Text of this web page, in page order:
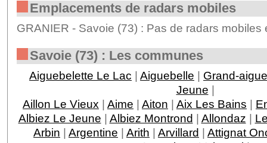
Emplacements de radars mobiles
GRANIER - Savoie (73) : Pas de radars mobiles
Savoie (73) : Les communes
Aiguebelette Le Lac | Aiguebelle | Grand-
Jeune |
Aillon Le Vieux | Aime | Aiton | Aix Les Bains |
Albiez Le Jeune | Albiez Montrond | Allondaz |
Arbin | Argentine | Arith | Arvillard | Attignat